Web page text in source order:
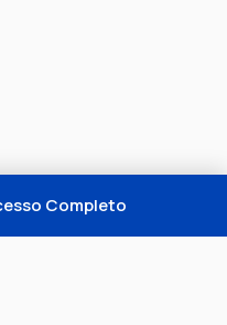
Completo